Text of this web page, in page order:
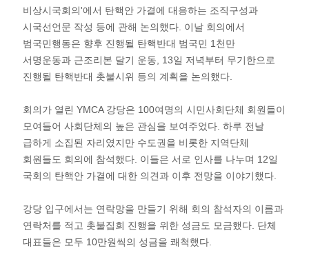
비상시국회의'에서 탄핵안 가결에 대응하는 조직구성과
시국선언문 작성 등에 관해 논의했다. 이날 회의에서
범국민행동은 향후 진행될 탄핵반대 범국민 1천만
서명운동과 근조리본 달기 운동, 13일 저녁부터 무기한으로
진행될 탄핵반대 촛불시위 등의 계획을 논의했다.
회의가 열린 YMCA 강당은 100여명의 시민사회단체 회원들이
모여들어 사회단체의 높은 관심을 보여주었다. 하루 전날
급하게 소집된 자리였지만 수도권을 비롯한 지역단체
회원들도 회의에 참석했다. 이들은 서로 인사를 나누며 12일
국회의 탄핵안 가결에 대한 의견과 이후 전망을 이야기했다.
강당 입구에서는 연락망을 만들기 위해 회의 참석자의 이름과
연락처를 적고 촛불집회 진행을 위한 성금도 모금했다. 단체
대표들은 모두 10만원씩의 성금을 쾌척했다.